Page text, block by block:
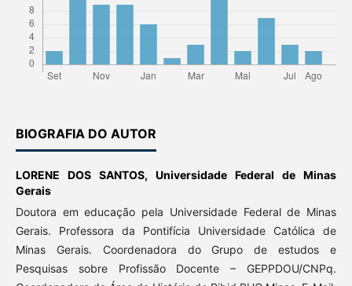
BIOGRAFIA DO AUTOR
LORENE DOS SANTOS, Universidade Federal de Minas
Gerais
Doutora em educação pela Universidade Federal de Minas
Gerais. Professora da Pontifícia Universidade Católica de
Minas Gerais. Coordenadora do Grupo de estudos e
Pesquisas sobre Profissão Docente – GEPPDOU/CNPq.